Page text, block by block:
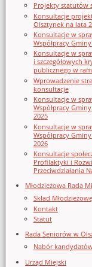
Projekty statutów
Konsultacje
Olsztynek na lata
Konsultacje w
Współpracy
Konsultacje w
i szczegółowych
publicznego w
Wprowadzenie
konsultacje
Konsultacje w
Współpracy
2025
Konsultacje w
Współpracy
2026
Konsultacje
Profilaktyki i
Przeciwdziałania
Młodzieżowa Rada
Skład
Kontakt
Statut
Rada Seniorów w
Nabór
Urząd Miejski